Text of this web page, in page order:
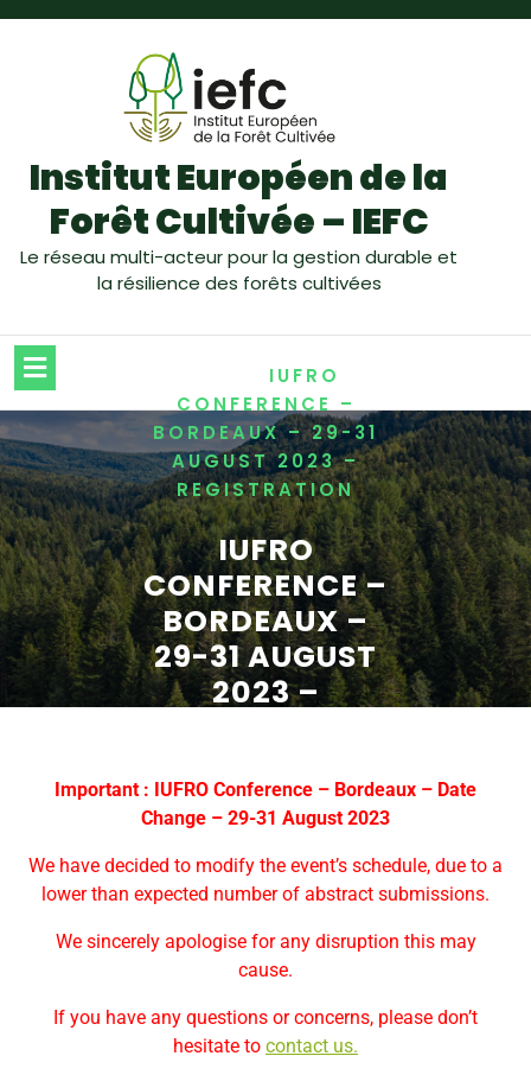
Institut Européen de la
Forêt Cultivée – IEFC
Le réseau multi-acteur pour la gestion durable et
la résilience des forêts cultivées
IUFRO
CONFERENCE –
BORDEAUX – 29-31
AUGUST 2023 –
REGISTRATION
IUFRO
CONFERENCE –
BORDEAUX –
29-31 AUGUST
2023 –
Important : IUFRO Conference – Bordeaux – Date
Change – 29-31 August 2023
We have decided to modify the event’s schedule, due to a
lower than expected number of abstract submissions.
We sincerely apologise for any disruption this may
cause.
If you have any questions or concerns, please don’t
hesitate to contact us.